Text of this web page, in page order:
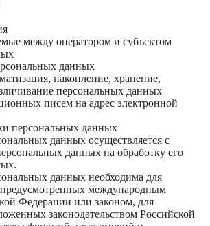
между оператором и субъектом
данных
накопление, хранение,
персональных данных
писем на адрес электронной
персональных данных
данных осуществляется с
данных на обработку его
данных необходима для
международным
Федерации или законом, для
законодательством Российской